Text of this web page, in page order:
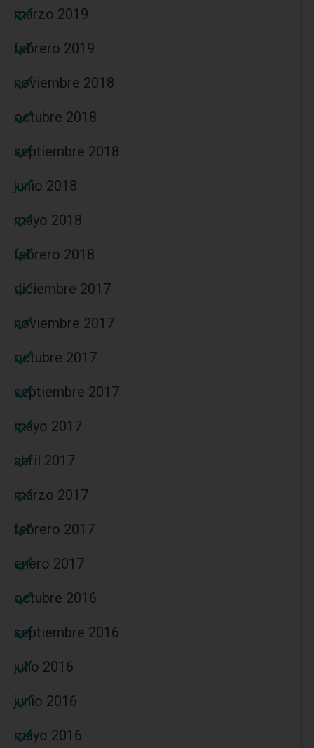
marzo 2019
febrero 2019
noviembre 2018
octubre 2018
septiembre 2018
junio 2018
mayo 2018
febrero 2018
diciembre 2017
noviembre 2017
octubre 2017
septiembre 2017
mayo 2017
abril 2017
marzo 2017
febrero 2017
enero 2017
octubre 2016
septiembre 2016
julio 2016
junio 2016
mayo 2016